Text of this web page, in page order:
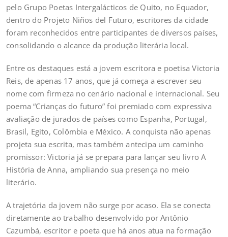
pelo Grupo Poetas Intergalácticos de Quito, no Equador,
dentro do Projeto Niños del Futuro, escritores da cidade
foram reconhecidos entre participantes de diversos países,
consolidando o alcance da produção literária local.
Entre os destaques está a jovem escritora e poetisa Victoria
Reis, de apenas 17 anos, que já começa a escrever seu
nome com firmeza no cenário nacional e internacional. Seu
poema “Crianças do futuro” foi premiado com expressiva
avaliação de jurados de países como Espanha, Portugal,
Brasil, Egito, Colômbia e México. A conquista não apenas
projeta sua escrita, mas também antecipa um caminho
promissor: Victoria já se prepara para lançar seu livro A
História de Anna, ampliando sua presença no meio
literário.
A trajetória da jovem não surge por acaso. Ela se conecta
diretamente ao trabalho desenvolvido por Antônio
Cazumbá, escritor e poeta que há anos atua na formação